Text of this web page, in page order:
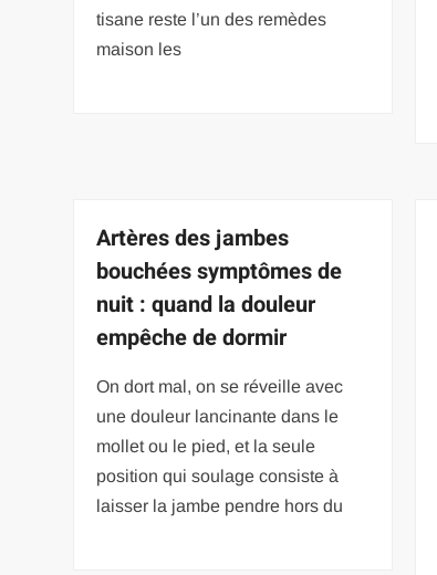
tisane reste l’un des remèdes
maison les
Artères des jambes
bouchées symptômes de
nuit : quand la douleur
empêche de dormir
On dort mal, on se réveille avec
une douleur lancinante dans le
mollet ou le pied, et la seule
position qui soulage consiste à
laisser la jambe pendre hors du